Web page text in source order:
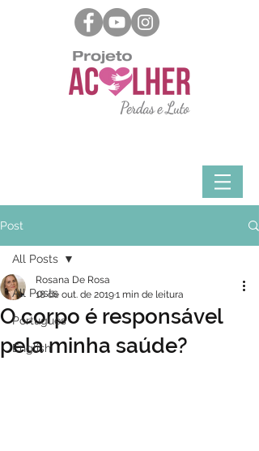
Post
All Posts
Português
English
All Posts
O corpo é responsável
pela minha saúde?
Rosana De Rosa
18 de out. de 20191 min de leitura